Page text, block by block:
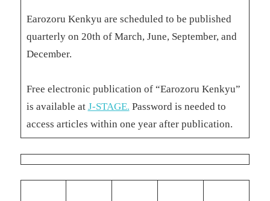
Earozoru Kenkyu are scheduled to be published
quarterly on 20th of March, June, September, and
December.
Free electronic publication of “Earozoru Kenkyu”
is available at J-STAGE. Password is needed to
access articles within one year after publication.